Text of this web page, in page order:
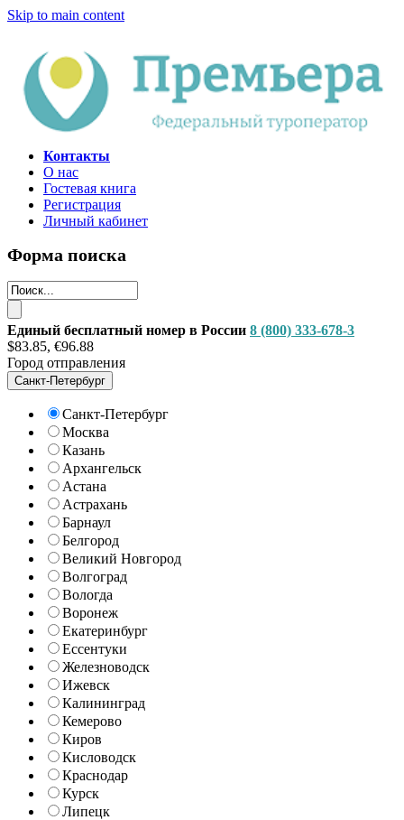
Skip to main content
Контакты
О нас
Гостевая книга
Регистрация
Личный кабинет
Форма поиска
Единый бесплатный номер в России 8 (800) 333-678-3
$83.85, €96.88
Город отправления
Санкт-Петербург
Санкт-Петербург
Москва
Казань
Архангельск
Астана
Астрахань
Барнаул
Белгород
Великий Новгород
Волгоград
Вологда
Воронеж
Екатеринбург
Ессентуки
Железноводск
Ижевск
Калининград
Кемерово
Киров
Кисловодск
Краснодар
Курск
Липецк